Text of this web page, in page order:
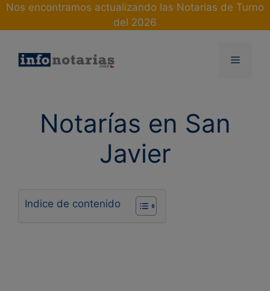
Skip
Nos encontramos actualizando las Notarias de Turno
del 2026
Menu
Notarías en San
Javier
Indice de contenido